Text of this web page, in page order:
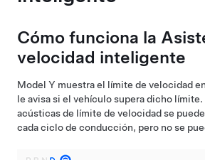
Cómo funciona la
velocidad inteligente
Model Y muestra el límite de velocidad en
le avisa si el vehículo supera dicho
acústicas de límite de velocidad se
cada ciclo de conducción, pero no se